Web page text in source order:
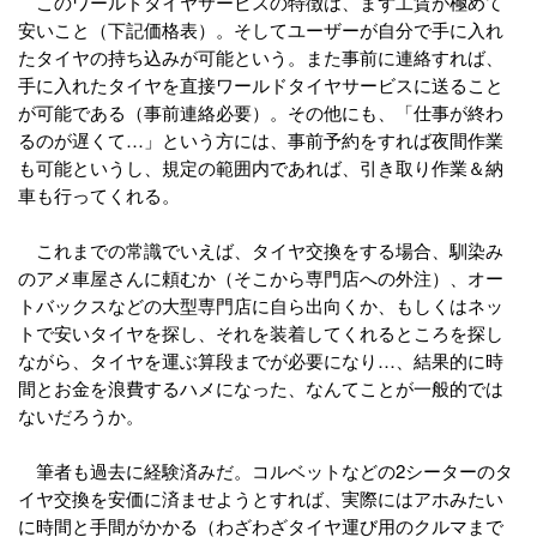
安いこと（下記価格表）。そしてユーザーが自分で手に入れ
たタイヤの持ち込みが可能という。また事前に連絡すれば、
手に入れたタイヤを直接ワールドタイヤサービスに送ること
が可能である（事前連絡必要）。その他にも、「仕事が終わ
るのが遅くて…」という方には、事前予約をすれば夜間作業
も可能というし、規定の範囲内であれば、引き取り作業＆納
車も行ってくれる。
これまでの常識でいえば、タイヤ交換をする場合、馴染み
のアメ車屋さんに頼むか（そこから専門店への外注）、オー
トバックスなどの大型専門店に自ら出向くか、もしくはネッ
トで安いタイヤを探し、それを装着してくれるところを探し
ながら、タイヤを運ぶ算段までが必要になり…、結果的に時
間とお金を浪費するハメになった、なんてことが一般的では
ないだろうか。
筆者も過去に経験済みだ。コルベットなどの2シーターのタ
イヤ交換を安価に済ませようとすれば、実際にはアホみたい
に時間と手間がかかる（わざわざタイヤ運び用のクルマまで